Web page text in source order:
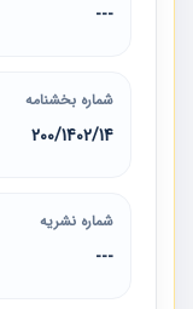
---
شماره بخشنامه
200/1402/14
شماره نشریه
---